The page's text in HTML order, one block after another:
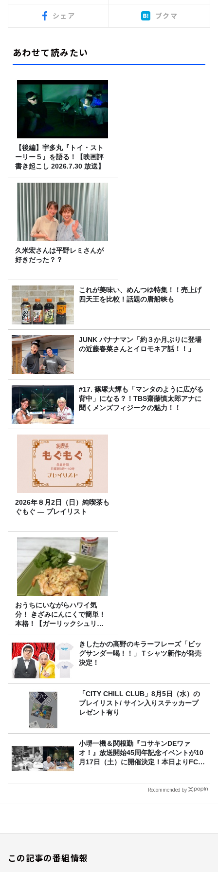
シェア ブクマ
あわせて読みたい
【後編】宇多丸『トイ・スト
ーリー５』を語る！【映画評
書き起こし 2026.7.30 放送】
久米宏さんは平野レミさんが
好きだった？？
これが美味い、めんつゆ特集！！売上げ
四天王を比較！話題の唐船峡も
JUNK バナナマン「約３か月ぶりに登場
の近藤春菜さんとイロモネア話！！」
#17. 篠塚大輝も「マンタのように広がる
背中」になる？！TBS齋藤慎太郎アナに
聞くメンズフィジークの魅力！！
2026年８月2日（日）純喫茶も
ぐもぐ ― プレイリスト
おうちにいながらハワイ気
分！ きざみにんにくで簡単！
本格！【ガーリックシュリン
プ】 桃屋のかんたんレシピ
きしたかの高野のキラーフレーズ「ビッ
グサンダー喝！！」Ｔシャツ新作が発売
決定！
「CITY CHILL CLUB」8月5日（水）の
プレイリスト/ サイン入りステッカープ
レゼント有り
小堺一機＆関根勤『コサキンDEワァ
オ！』放送開始45周年記念イベントが10
月17日（土）に開催決定！本日よりFC先
Recommended by
この記事の番組情報